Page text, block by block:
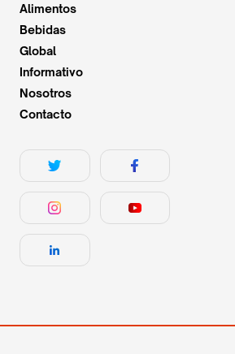
Alimentos
Bebidas
Global
Informativo
Nosotros
Contacto